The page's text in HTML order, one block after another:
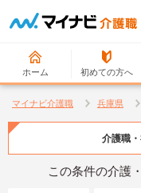
ホーム 初めての方へ
マイナビ介護職 兵庫県
介護職
この条件の介護